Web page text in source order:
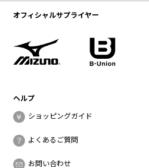
オフィシャルサプライヤー
ヘルプ
ショッピングガイド
よくあるご質問
お問い合わせ